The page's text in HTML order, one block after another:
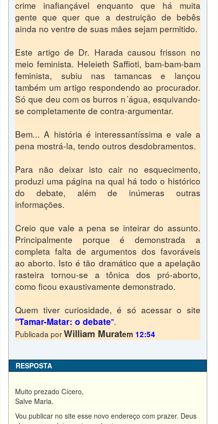
crime inafiançável enquanto que há muita
gente que quer que a destruição de bebês
ainda no ventre de suas mães sejam permitido.
Este artigo de Dr. Harada causou frisson no
meio feminista. Heleieth Saffioti, bam-bam-bam
feminista, subiu nas tamancas e lançou
também um artigo respondendo ao procurador.
Só que deu com os burros n´água, esquivando-
se completamente de contra-argumentar.
Bem... A história é interessantíssima e vale a
pena mostrá-la, tendo outros desdobramentos.
Para não deixar isto cair no esquecimento,
produzi uma página na qual há todo o histórico
do debate, além de inúmeras outras
informações.
Creio que vale a pena se inteirar do assunto.
Principalmente porque é demonstrada a
completa falta de argumentos dos favoráveis
ao aborto. Isto é tão dramático que a apelação
rasteira tornou-se a tônica dos pró-aborto,
como ficou exaustivamente demonstrado.
Quem tiver curiosidade, é só acessar o site
"Tamar-Matar: o debate".
Publicada porWilliam Muratem 12:54
RESPOSTA
Muito prezado Cícero,
Salve Maria.
Vou publicar no site esse novo endereço com prazer. Deus